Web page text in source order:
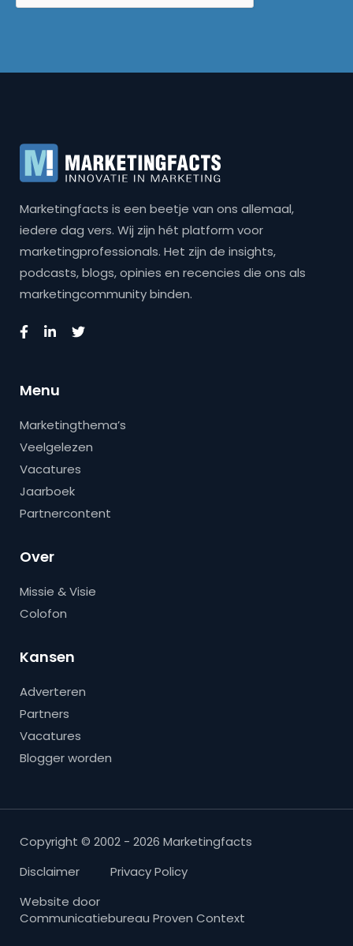
Marketingfacts is een beetje van ons allemaal,
iedere dag vers. Wij zijn hét platform voor
marketingprofessionals. Het zijn de insights,
podcasts, blogs, opinies en recencies die ons als
marketingcommunity binden.
Menu
Marketingthema’s
Veelgelezen
Vacatures
Jaarboek
Partnercontent
Over
Missie & Visie
Colofon
Kansen
Adverteren
Partners
Vacatures
Blogger worden
Copyright © 2002 - 2026 Marketingfacts
Disclaimer
Privacy Policy
Website door
Communicatiebureau Proven Context